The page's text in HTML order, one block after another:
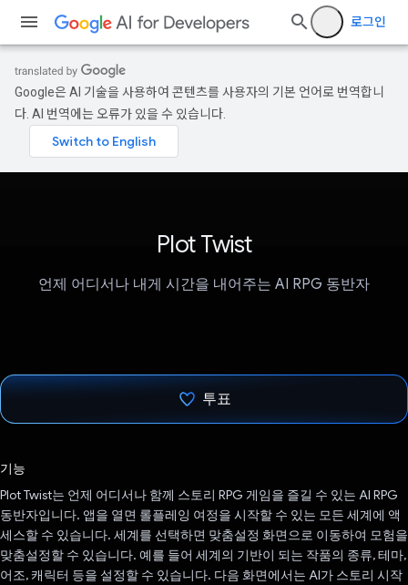
로그인
Google은 AI 기술을 사용하여 콘텐츠를 사용자의 기본 언어로 번역합니
다. AI 번역에는 오류가 있을 수 있습니다.
Plot Twist
언제 어디서나 내게 시간을 내어주는 AI RPG 동반자
투표
기능
Plot Twist는 언제 어디서나 함께 스토리 RPG 게임을 즐길 수 있는 AI RPG
동반자입니다. 앱을 열면 롤플레잉 여정을 시작할 수 있는 모든 세계에 액
세스할 수 있습니다. 세계를 선택하면 맞춤설정 화면으로 이동하여 모험을
맞춤설정할 수 있습니다. 예를 들어 세계의 기반이 되는 작품의 종류, 테마,
어조, 캐릭터 등을 설정할 수 있습니다. 다음 화면에서는 AI가 스토리 시작